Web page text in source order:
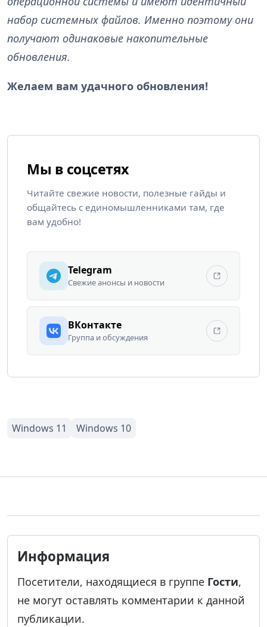
набор системных файлов. Именно поэтому они
получают одинаковые накопительные
обновления.
Желаем вам удачного обновления!
Мы в соцсетях
Читайте свежие новости, полезные гайды и
общайтесь с единомышленниками там, где
вам удобно!
Telegram
Свежие анонсы и новости
ВКонтакте
Группа и обсуждения
Информация
Посетители, находящиеся в группе Гости,
не могут оставлять комментарии к данной
публикации.